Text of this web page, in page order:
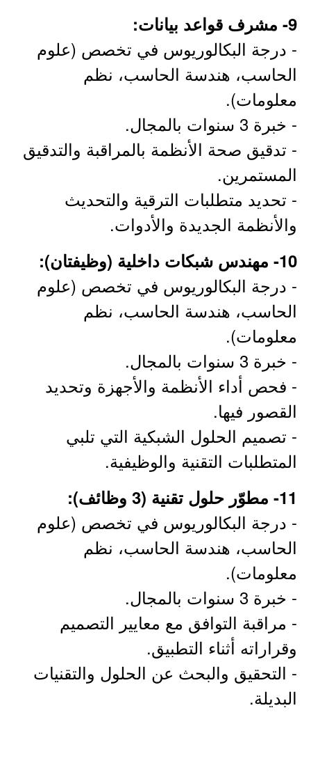
9- مشرف قواعد بيانات:
- درجة البكالوريوس في تخصص (علوم
الحاسب، هندسة الحاسب، نظم
معلومات).
- خبرة 3 سنوات بالمجال.
- تدقيق صحة الأنظمة بالمراقبة والتدقيق
المستمرين.
- تحديد متطلبات الترقية والتحديث
والأنظمة الجديدة والأدوات.
10- مهندس شبكات داخلية (وظيفتان):
- درجة البكالوريوس في تخصص (علوم
الحاسب، هندسة الحاسب، نظم
معلومات).
- خبرة 3 سنوات بالمجال.
- فحص أداء الأنظمة والأجهزة وتحديد
القصور فيها.
- تصميم الحلول الشبكية التي تلبي
المتطلبات التقنية والوظيفية.
11- مطوّر حلول تقنية (3 وظائف):
- درجة البكالوريوس في تخصص (علوم
الحاسب، هندسة الحاسب، نظم
معلومات).
- خبرة 3 سنوات بالمجال.
- مراقبة التوافق مع معايير التصميم
وقراراته أثناء التطبيق.
- التحقيق والبحث عن الحلول والتقنيات
البديلة.